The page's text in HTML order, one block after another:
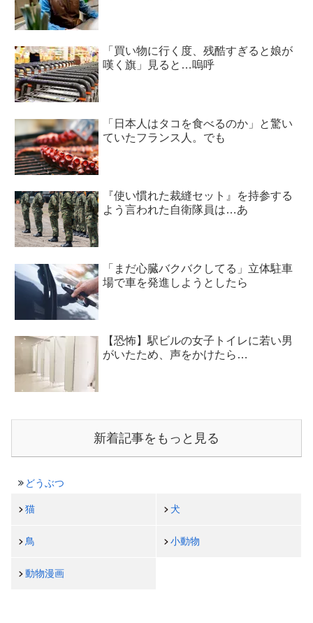
「買い物に行く度、残酷すぎると娘が
嘆く旗」見ると…嗚呼
「日本人はタコを食べるのか」と驚い
ていたフランス人。でも
『使い慣れた裁縫セット』を持参する
よう言われた自衛隊員は…あ
「まだ心臓バクバクしてる」立体駐車
場で車を発進しようとしたら
【恐怖】駅ビルの女子トイレに若い男
がいたため、声をかけたら…
新着記事をもっと見る
どうぶつ
猫 犬
鳥 小動物
動物漫画